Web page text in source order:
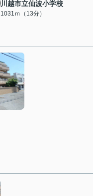
川越市立仙波小学校
1031ｍ（13分）